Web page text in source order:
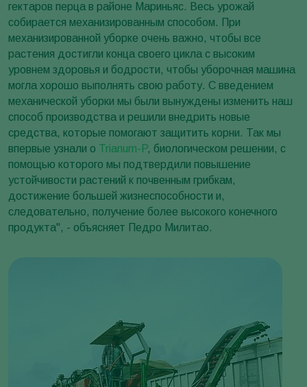
гектаров перца в районе Мариньяс. Весь урожай
собирается механизированным способом. При
механизированной уборке очень важно, чтобы все
растения достигли конца своего цикла с высоким
уровнем здоровья и бодрости, чтобы уборочная машина
могла хорошо выполнять свою работу. С введением
механической уборки мы были вынуждены изменить наш
способ производства и решили внедрить новые
средства, которые помогают защитить корни. Так мы
впервые узнали о Trianum-P, биологическом решении, с
помощью которого мы подтвердили повышение
устойчивости растений к почвенным грибкам,
достижение большей жизнеспособности и,
следовательно, получение более высокого конечного
продукта", - объясняет Педро Милитао.